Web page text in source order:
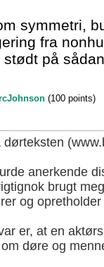
symmetri,
fra
på
(100 points)
anerkende
brugt
og
er, at en
døre og